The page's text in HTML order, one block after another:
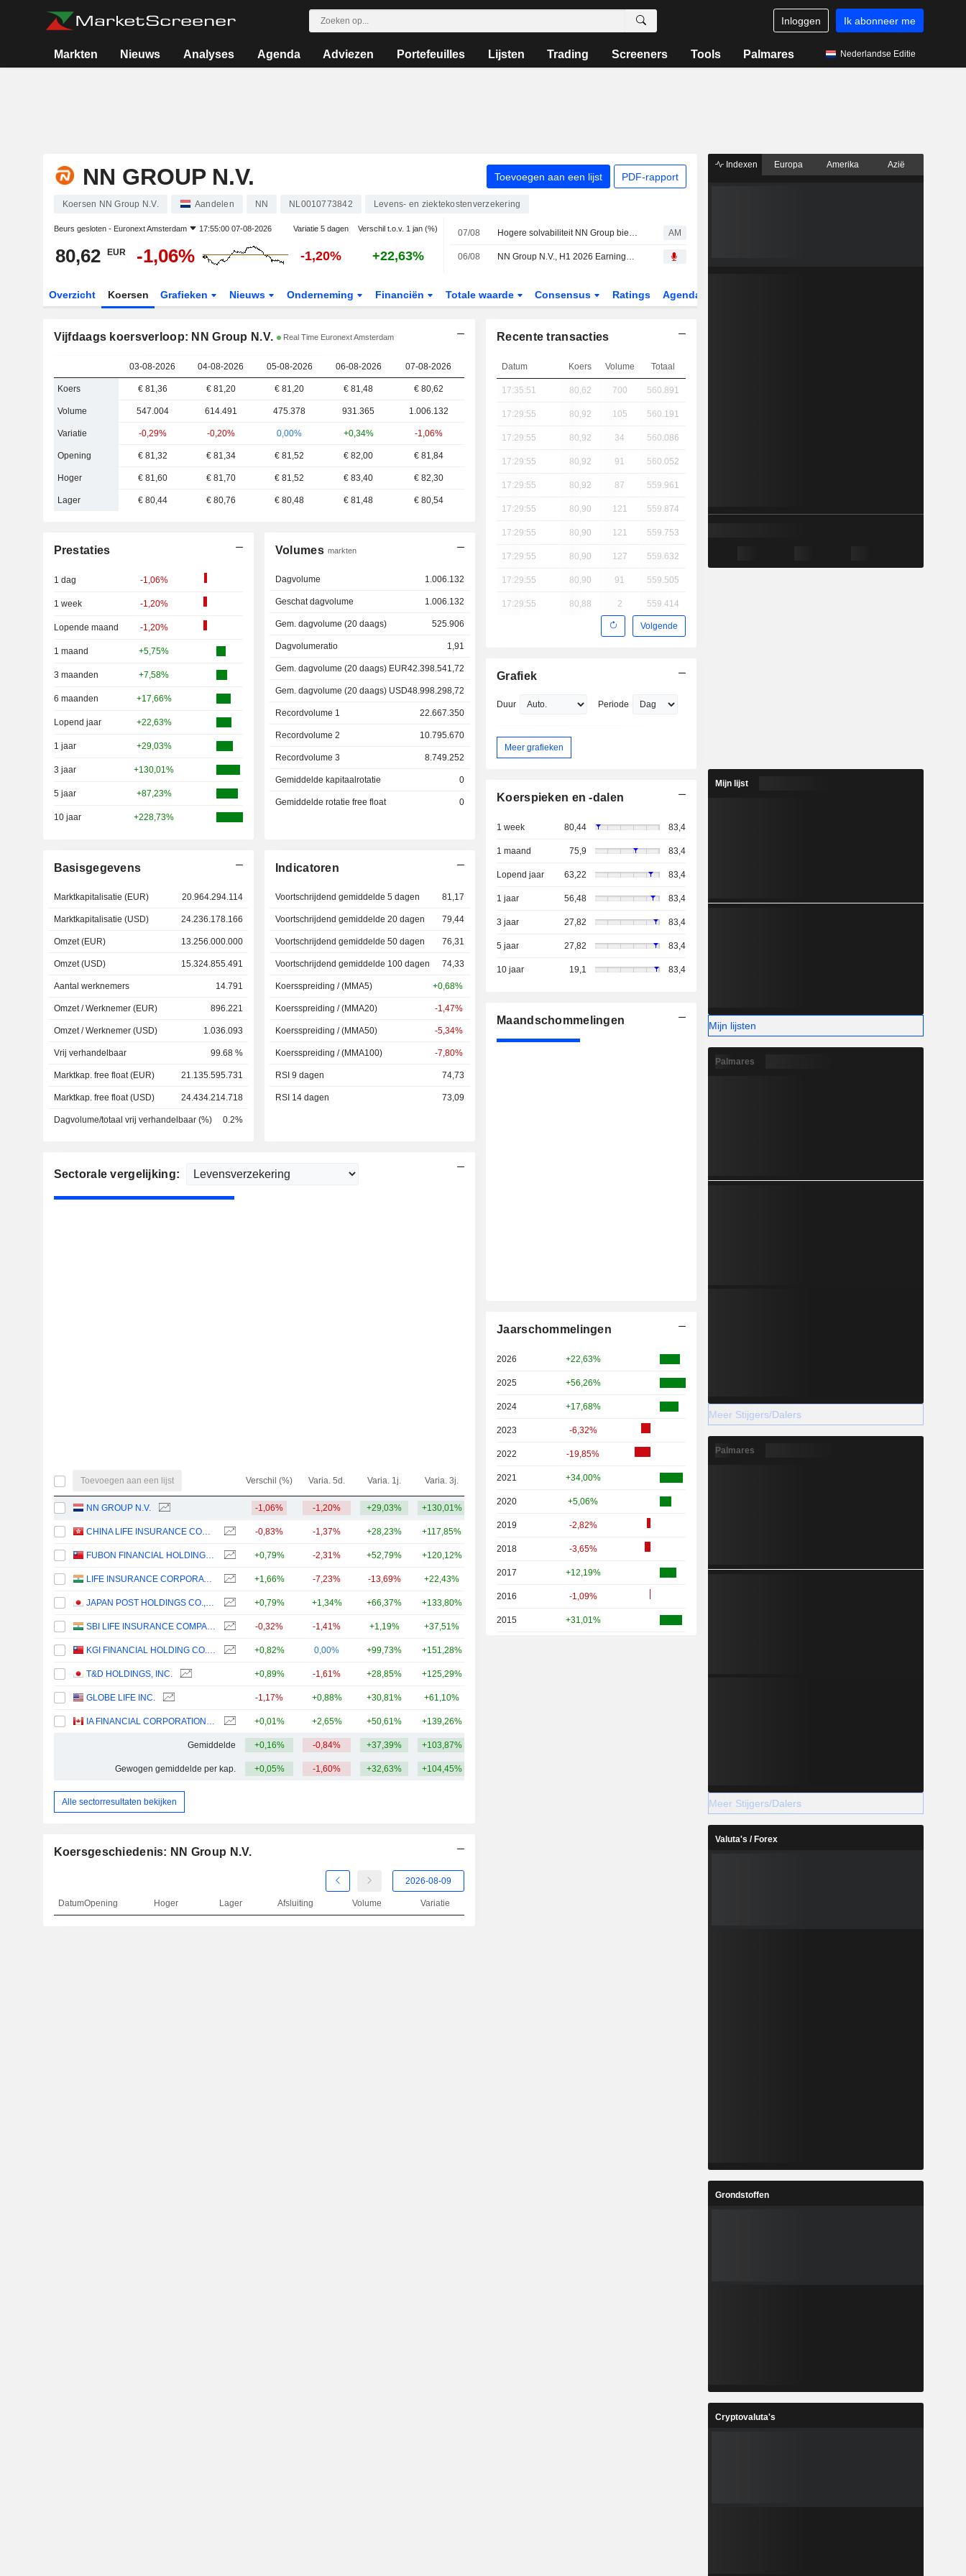
Inloggen Ik abonneer me
Markten Nieuws Analyses Agenda Adviezen Portefeuilles Lijsten Trading Screeners Tools Palmares Nederlandse Editie
NN GROUP N.V. Toevoegen aan een lijst PDF-rapport
Koersen NN Group N.V. Aandelen NN NL0010773842 Levens- en ziektekostenverzekering
Beurs gesloten - Euronext Amsterdam 17:55:00 07-08-2026 Variatie 5 dagen Verschil t.o.v. 1 jan (%)
80,62 EUR -1,06% -1,20% +22,63%
07/08 Hogere solvabiliteit NN Group biedt ruimte voor meer aandeleninkopen AM
06/08 NN Group N.V., H1 2026 Earnings Call, Aug 06, 2026
Overzicht Koersen Grafieken Nieuws Onderneming Financiën Totale waarde Consensus Ratings Agenda
Vijfdaags koersverloop: NN Group N.V. Real Time Euronext Amsterdam
03-08-2026 04-08-2026 05-08-2026 06-08-2026 07-08-2026
Koers € 81,36 € 81,20 € 81,20 € 81,48 € 80,62
Volume 547.004 614.491 475.378 931.365 1.006.132
Variatie -0,29% -0,20% 0,00% +0,34% -1,06%
Opening € 81,32 € 81,34 € 81,52 € 82,00 € 81,84
Hoger € 81,60 € 81,70 € 81,52 € 83,40 € 82,30
Lager € 80,44 € 80,76 € 80,48 € 81,48 € 80,54
Prestaties
1 dag -1,06%
1 week -1,20%
Lopende maand -1,20%
1 maand +5,75%
3 maanden +7,58%
6 maanden +17,66%
Lopend jaar +22,63%
1 jaar +29,03%
3 jaar +130,01%
5 jaar +87,23%
10 jaar +228,73%
Volumes markten
Dagvolume 1.006.132
Geschat dagvolume 1.006.132
Gem. dagvolume (20 daags) 525.906
Dagvolumeratio 1,91
Gem. dagvolume (20 daags) EUR42.398.541,72
Gem. dagvolume (20 daags) USD48.998.298,72
Recordvolume 1 22.667.350
Recordvolume 2 10.795.670
Recordvolume 3 8.749.252
Gemiddelde kapitaalrotatie 0
Gemiddelde rotatie free float 0
Basisgegevens
Marktkapitalisatie (EUR) 20.964.294.114
Marktkapitalisatie (USD) 24.236.178.166
Omzet (EUR) 13.256.000.000
Omzet (USD) 15.324.855.491
Aantal werknemers 14.791
Omzet / Werknemer (EUR) 896.221
Omzet / Werknemer (USD) 1.036.093
Vrij verhandelbaar 99.68 %
Marktkap. free float (EUR) 21.135.595.731
Marktkap. free float (USD) 24.434.214.718
Dagvolume/totaal vrij verhandelbaar (%) 0.2%
Indicatoren
Voortschrijdend gemiddelde 5 dagen 81,17
Voortschrijdend gemiddelde 20 dagen 79,44
Voortschrijdend gemiddelde 50 dagen 76,31
Voortschrijdend gemiddelde 100 dagen 74,33
Koersspreiding / (MMA5) +0,68%
Koersspreiding / (MMA20) -1,47%
Koersspreiding / (MMA50) -5,34%
Koersspreiding / (MMA100) -7,80%
RSI 9 dagen 74,73
RSI 14 dagen 73,09
Sectorale vergelijking:
Toevoegen aan een lijst Verschil (%) Varia. 5d. Varia. 1j. Varia. 3j. Kap.($)
NN GROUP N.V. -1,06% -1,20% +29,03% +130,01%
CHINA LIFE INSURANCE COMPANY LIMITED -0,83% -1,37% +28,23% +117,85%
FUBON FINANCIAL HOLDING CO., LTD. +0,79% -2,31% +52,79% +120,12%
LIFE INSURANCE CORPORATION OF INDIA +1,66% -7,23% -13,69% +22,43%
JAPAN POST HOLDINGS CO., LTD. +0,79% +1,34% +66,37% +133,80%
SBI LIFE INSURANCE COMPANY LIMITED -0,32% -1,41% +1,19% +37,51%
KGI FINANCIAL HOLDING CO., LTD. +0,82% 0,00% +99,73% +151,28%
T&D HOLDINGS, INC. +0,89% -1,61% +28,85% +125,29%
GLOBE LIFE INC. -1,17% +0,88% +30,81% +61,10%
IA FINANCIAL CORPORATION INC. +0,01% +2,65% +50,61% +139,26%
Gemiddelde +0,16% -0,84% +37,39% +103,87%
Gewogen gemiddelde per kap. +0,05% -1,60% +32,63% +104,45%
Alle sectorresultaten bekijken
Koersgeschiedenis: NN Group N.V.
DatumOpening Hoger Lager Afsluiting Volume Variatie
Recente transacties
Datum Koers Volume Totaal
17:35:51 80,62 700 560.891
17:29:55 80,92 105 560.191
17:29:55 80,92 34 560.086
17:29:55 80,92 91 560.052
17:29:55 80,92 87 559.961
17:29:55 80,90 121 559.874
17:29:55 80,90 121 559.753
17:29:55 80,90 127 559.632
17:29:55 80,90 91 559.505
17:29:55 80,88 2 559.414
Volgende
Grafiek
Duur Periode
Meer grafieken
Koerspieken en -dalen
1 week 80,44 83,4
1 maand 75,9 83,4
Lopend jaar 63,22 83,4
1 jaar 56,48 83,4
3 jaar 27,82 83,4
5 jaar 27,82 83,4
10 jaar 19,1 83,4
Maandschommelingen
Jaarschommelingen
2026 +22,63%
2025 +56,26%
2024 +17,68%
2023 -6,32%
2022 -19,85%
2021 +34,00%
2020 +5,06%
2019 -2,82%
2018 -3,65%
2017 +12,19%
2016 -1,09%
2015 +31,01%
Indexen Europa Amerika Azië
Mijn lijst
Mijn lijsten
Palmares
Meer Stijgers/Dalers
Palmares
Meer Stijgers/Dalers
Valuta's / Forex
Grondstoffen
Cryptovaluta's